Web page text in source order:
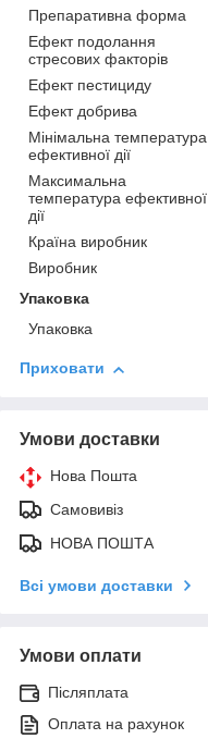
Препаративна форма
Ефект подолання
стресових факторів
Ефект пестициду
Ефект добрива
Мінімальна температура
ефективної дії
Максимальна
температура ефективної
дії
Країна виробник
Виробник
Упаковка
Упаковка
Приховати
Умови доставки
Нова Пошта
Самовивіз
НОВА ПОШТА
Всі умови доставки
Умови оплати
Післяплата
Оплата на рахунок